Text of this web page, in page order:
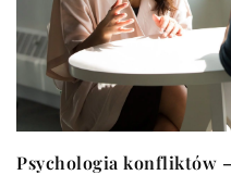
Psychologia konfliktów